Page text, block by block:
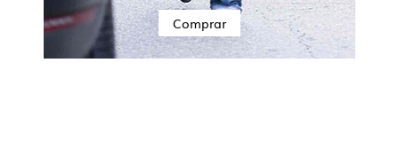
Comprar